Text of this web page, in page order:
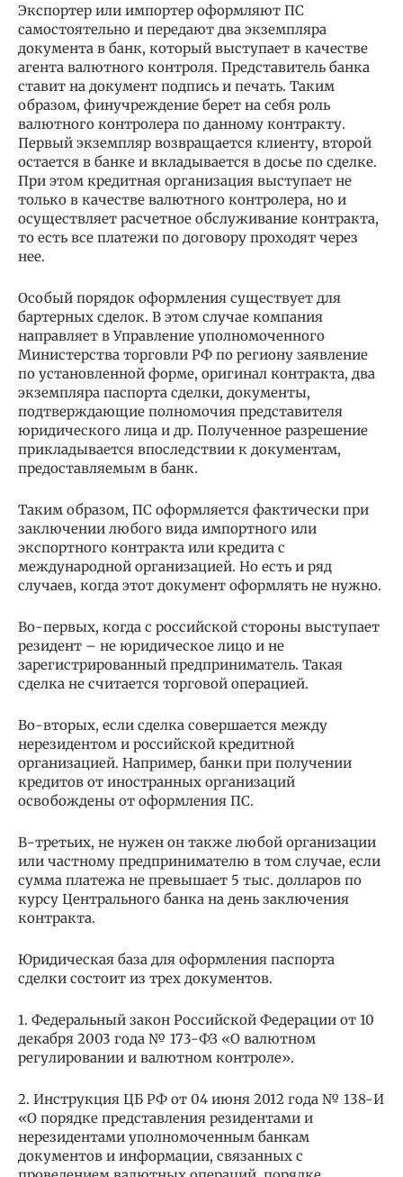
Экспортер или импортер оформляют ПС
самостоятельно и передают два экземпляра
документа в банк, который выступает в качестве
агента валютного контроля. Представитель банка
ставит на документ подпись и печать. Таким
образом, финучреждение берет на себя роль
валютного контролера по данному контракту.
Первый экземпляр возвращается клиенту, второй
остается в банке и вкладывается в досье по сделке.
При этом кредитная организация выступает не
только в качестве валютного контролера, но и
осуществляет расчетное обслуживание контракта,
то есть все платежи по договору проходят через
нее.
Особый порядок оформления существует для
бартерных сделок. В этом случае компания
направляет в Управление уполномоченного
Министерства торговли РФ по региону заявление
по установленной форме, оригинал контракта, два
экземпляра паспорта сделки, документы,
подтверждающие полномочия представителя
юридического лица и др. Полученное разрешение
прикладывается впоследствии к документам,
предоставляемым в банк.
Таким образом, ПС оформляется фактически при
заключении любого вида импортного или
экспортного контракта или кредита с
международной организацией. Но есть и ряд
случаев, когда этот документ оформлять не нужно.
Во-первых, когда с российской стороны выступает
резидент – не юридическое лицо и не
зарегистрированный предприниматель. Такая
сделка не считается торговой операцией.
Во-вторых, если сделка совершается между
нерезидентом и российской кредитной
организацией. Например, банки при получении
кредитов от иностранных организаций
освобождены от оформления ПС.
В-третьих, не нужен он также любой организации
или частному предпринимателю в том случае, если
сумма платежа не превышает 5 тыс. долларов по
курсу Центрального банка на день заключения
контракта.
Юридическая база для оформления паспорта
сделки состоит из трех документов.
1. Федеральный закон Российской Федерации от 10
декабря 2003 года № 173-ФЗ «О валютном
регулировании и валютном контроле».
2. Инструкция ЦБ РФ от 04 июня 2012 года № 138-И
«О порядке представления резидентами и
нерезидентами уполномоченным банкам
документов и информации, связанных с